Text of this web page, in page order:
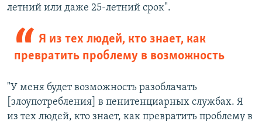
летний или даже 25-летний срок".
Я из тех людей, кто знает, как
превратить проблему в возможность
"У меня будет возможность разоблачать
[злоупотребления] в пенитенциарных службах. Я
из тех людей, кто знает, как превратить проблему в